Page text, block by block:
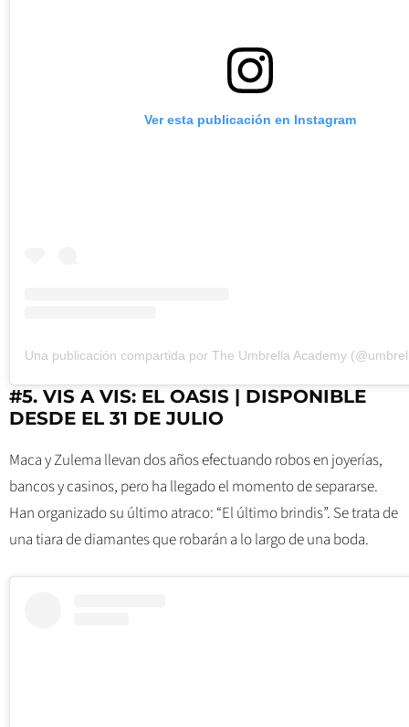
Ver esta publicación en Instagram
Una publicación compartida por The Umbrella Academy
#5. VIS A VIS: EL OASIS | DISPONIBLE
DESDE EL 31 DE JULIO
Maca y Zulema llevan dos años efectuando robos en joyerías,
bancos y casinos, pero ha llegado el momento de separarse.
Han organizado su último atraco: “El último brindis”. Se trata de
una tiara de diamantes que robarán a lo largo de una boda.